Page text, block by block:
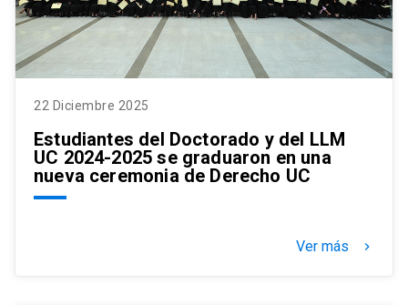
22 Diciembre 2025
Estudiantes del Doctorado y del LLM
UC 2024-2025 se graduaron en una
nueva ceremonia de Derecho UC
Ver más keyboard_arrow_right